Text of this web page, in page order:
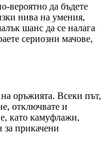
вероятно да бъдете
нива на умения,
шанс да се налага
сериозни мачове,
оръжията. Всеки път,
отключвате и
като камуфлажи,
за прикачени